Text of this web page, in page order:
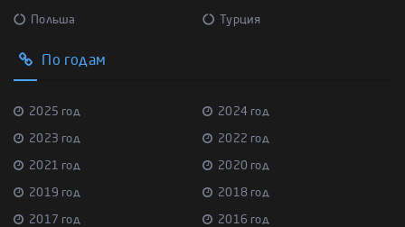
Польша Турция
По годам
2025 год 2024 год
2023 год 2022 год
2021 год 2020 год
2019 год 2018 год
2017 год 2016 год